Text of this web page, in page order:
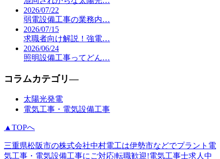
2026/07/22
弱電設備工事の業務内…
2026/07/15
求職者向け解説！強電…
2026/06/24
照明設備工事ってどん…
コラムカテゴリ―
太陽光発電
電気工事・電気設備工事
▲TOPへ
三重県松阪市の株式会社中村電工は伊勢市などでプラント電
気工事・電気設備工事にご対応|転職歓迎!電気工事士求人中